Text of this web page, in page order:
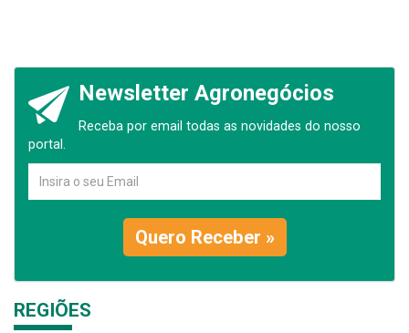
Newsletter Agronegócios
Receba por email todas as novidades do nosso
portal.
Quero Receber »
REGIÕES